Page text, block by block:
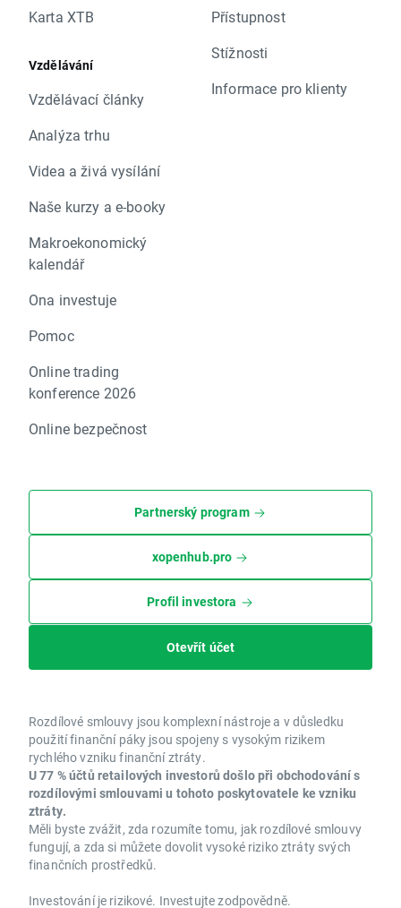
Karta XTB
Vzdělávání
Vzdělávací články
Analýza trhu
Videa a živá vysílání
Naše kurzy a e-booky
Makroekonomický
kalendář
Ona investuje
Pomoc
Online trading
konference 2026
Online bezpečnost
Přístupnost
Stížnosti
Informace pro klienty
Partnerský program
xopenhub.pro
Profil investora
Otevřít účet
Rozdílové smlouvy jsou komplexní nástroje a v důsledku
použití finanční páky jsou spojeny s vysokým rizikem
rychlého vzniku finanční ztráty.
U 77 % účtů retailových investorů došlo při obchodování s
rozdílovými smlouvami u tohoto poskytovatele ke vzniku
ztráty.
Měli byste zvážit, zda rozumíte tomu, jak rozdílové smlouvy
fungují, a zda si můžete dovolit vysoké riziko ztráty svých
finančních prostředků.
Investování je rizikové. Investujte zodpovědně.